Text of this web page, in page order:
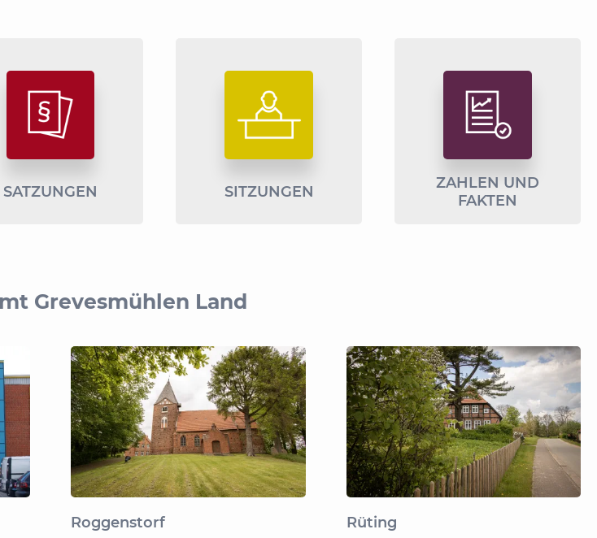
SATZUNGEN SITZUNGEN
ZAHLEN UND
FAKTEN
Grevesmühlen Land
Roggenstorf Rüting